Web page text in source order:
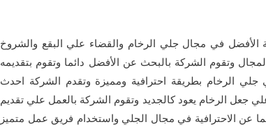
الأفضل في مجال جلي الرخام والقضاء علي البقع والشروخ
وتقوم الشركة بالبحث عن الأفضل دائما وتقوم بتقديمه
الرخام بطريقة احترافية ومميزة وتقدم الشركة احدث
الرخام يعود كالجديد وتقوم الشركة بالعمل علي تقديم
عن الاحترافية في مجال الجلي واستخدام فريق عمل متميز